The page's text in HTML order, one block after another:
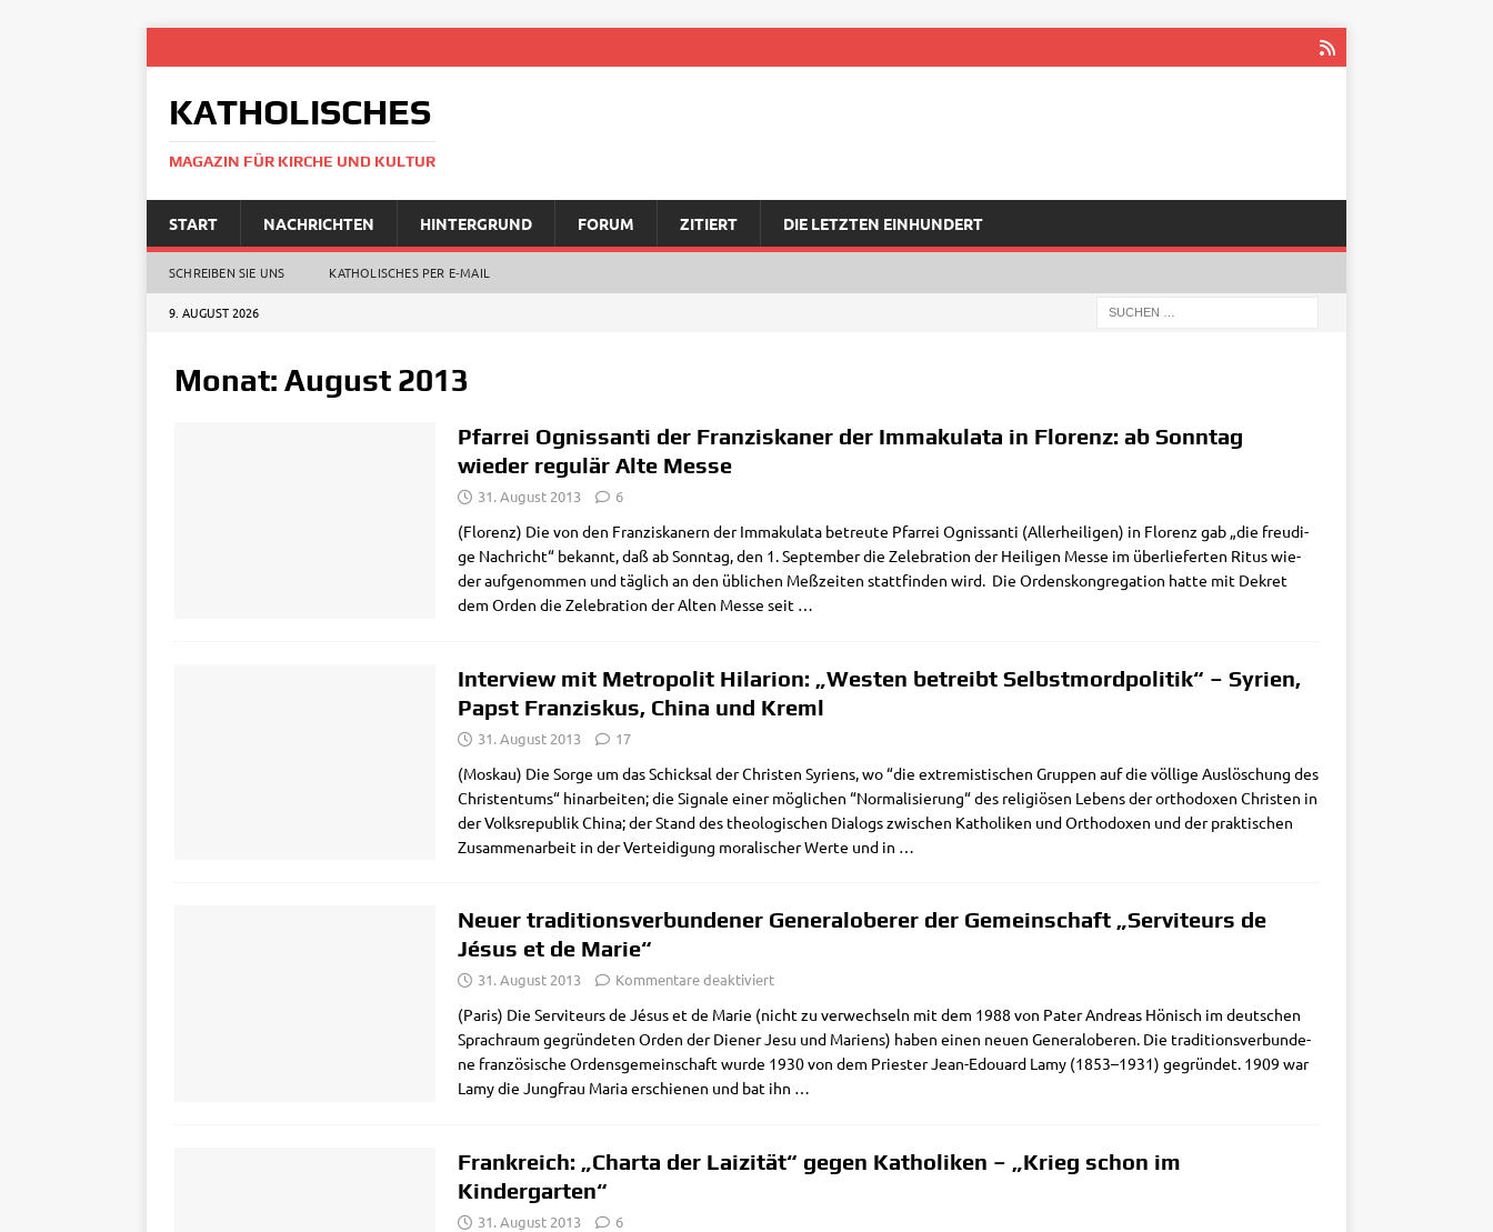
KATHOLISCHES
MAGAZIN FÜR KIRCHE UND KULTUR
START NACHRICHTEN HINTERGRUND FORUM ZITIERT DIE LETZTEN EINHUNDERT
SCHREIBEN SIE UNS KATHOLISCHES PER E‑MAIL
9. AUGUST 2026
Monat: August 2013
Pfarrei Ognissanti der Franziskaner der Immakulata in Florenz: ab Sonntag
wieder regulär Alte Messe
31. August 2013 6
(Flo­renz) Die von den Fran­zis­ka­nern der Imma­ku­la­ta betreu­te Pfar­rei Ognis­san­ti (Aller­hei­li­gen) in Flo­renz gab „die freu­di­
ge Nach­richt“ bekannt, daß ab Sonn­tag, den 1. Sep­tem­ber die Zele­bra­ti­on der Hei­li­gen Mes­se im über­lie­fer­ten Ritus wie­
der auf­ge­nom­men und täg­lich an den übli­chen Meß­zei­ten statt­fin­den wird. Die Ordens­kon­gre­ga­ti­on hat­te mit Dekret
dem Orden die Zele­bra­ti­on der Alten Mes­se seit …
Interview mit Metropolit Hilarion: „Westen betreibt Selbstmordpolitik“ – Syrien,
Papst Franziskus, China und Kreml
31. August 2013 17
(Mos­kau) Die Sor­ge um das Schick­sal der Chri­sten Syri­ens, wo “die extre­mi­sti­schen Grup­pen auf die völ­li­ge Aus­lö­schung des
Chri­sten­tums“ hin­ar­bei­ten; die Signa­le einer mög­li­chen “Nor­ma­li­sie­rung“ des reli­giö­sen Lebens der ortho­do­xen Chri­sten in
der Volks­re­pu­blik Chi­na; der Stand des theo­lo­gi­schen Dia­logs zwi­schen Katho­li­ken und Ortho­do­xen und der prak­ti­schen
Zusam­men­ar­beit in der Ver­tei­di­gung mora­li­scher Wer­te und in …
Neuer traditionsverbundener Generaloberer der Gemeinschaft „Serviteurs de
Jésus et de Marie“
31. August 2013 Kommentare deaktiviert
(Paris) Die Ser­vi­teurs de Jésus et de Marie (nicht zu ver­wech­seln mit dem 1988 von Pater Andre­as Hönisch im deut­schen
Sprach­raum gegrün­de­ten Orden der Die­ner Jesu und Mari­ens) haben einen neu­en Gene­ral­obe­ren. Die tra­di­ti­ons­ver­bun­de­
ne fran­zö­si­sche Ordens­ge­mein­schaft wur­de 1930 von dem Prie­ster Jean-Edouard Lamy (1853–1931) gegrün­det. 1909 war
Lamy die Jung­frau Maria erschie­nen und bat ihn …
Frankreich: „Charta der Laizität“ gegen Katholiken – „Krieg schon im
Kindergarten“
31. August 2013 6